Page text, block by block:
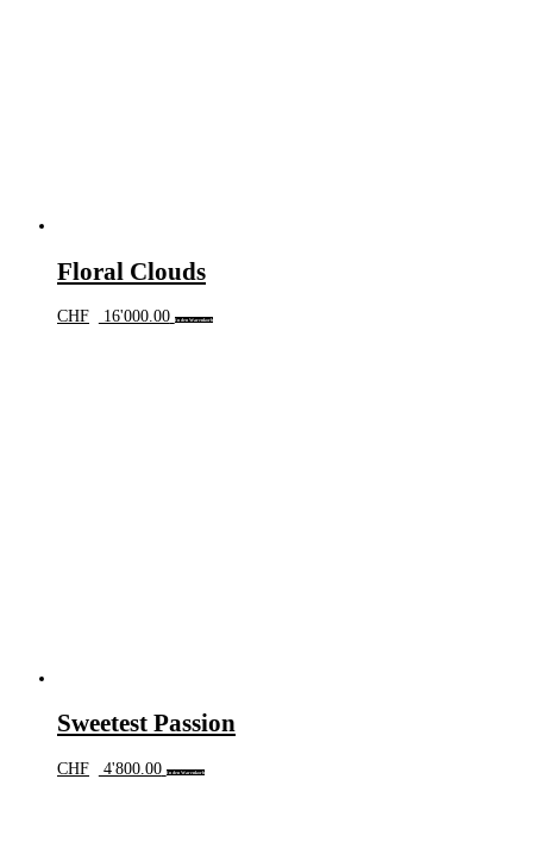
Floral Clouds
CHF 16'000.00 In den Warenkorb
Sweetest Passion
CHF 4'800.00 In den Warenkorb